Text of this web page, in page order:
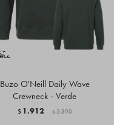
Buzo O'Neill Daily Wave
Crewneck - Verde
$ 1.912 $ 2.390